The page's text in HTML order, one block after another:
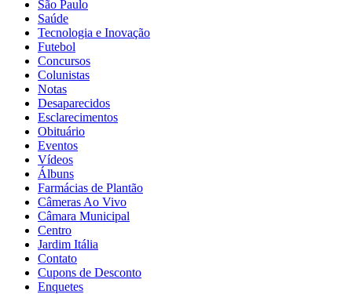
São Paulo
Saúde
Tecnologia e Inovação
Futebol
Concursos
Colunistas
Notas
Desaparecidos
Esclarecimentos
Obituário
Eventos
Vídeos
Álbuns
Farmácias de Plantão
Câmeras Ao Vivo
Câmara Municipal
Centro
Jardim Itália
Contato
Cupons de Desconto
Enquetes